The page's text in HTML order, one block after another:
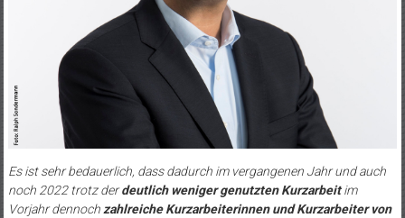
Es ist sehr bedauerlich, dass dadurch im vergangenen Jahr und auch
noch 2022 trotz derdeutlich weniger genutzten Kurzarbeitim
Vorjahr dennochzahlreiche Kurzarbeiterinnen und Kurzarbeiter von